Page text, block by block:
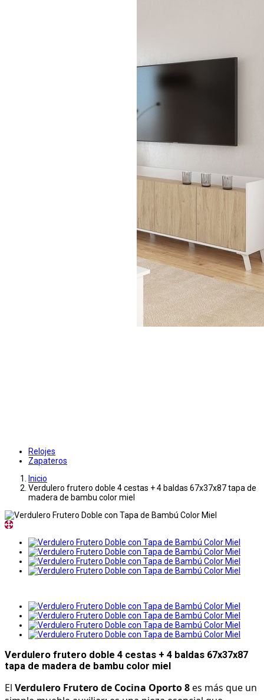
Relojes
Zapateros
Inicio
Verdulero frutero doble 4 cestas + 4 baldas 67x37x87 tapa de
madera de bambu color miel
Verdulero frutero doble 4 cestas + 4 baldas 67x37x87
tapa de madera de bambu color miel
El Verdulero Frutero de Cocina Oporto 8 es más que un